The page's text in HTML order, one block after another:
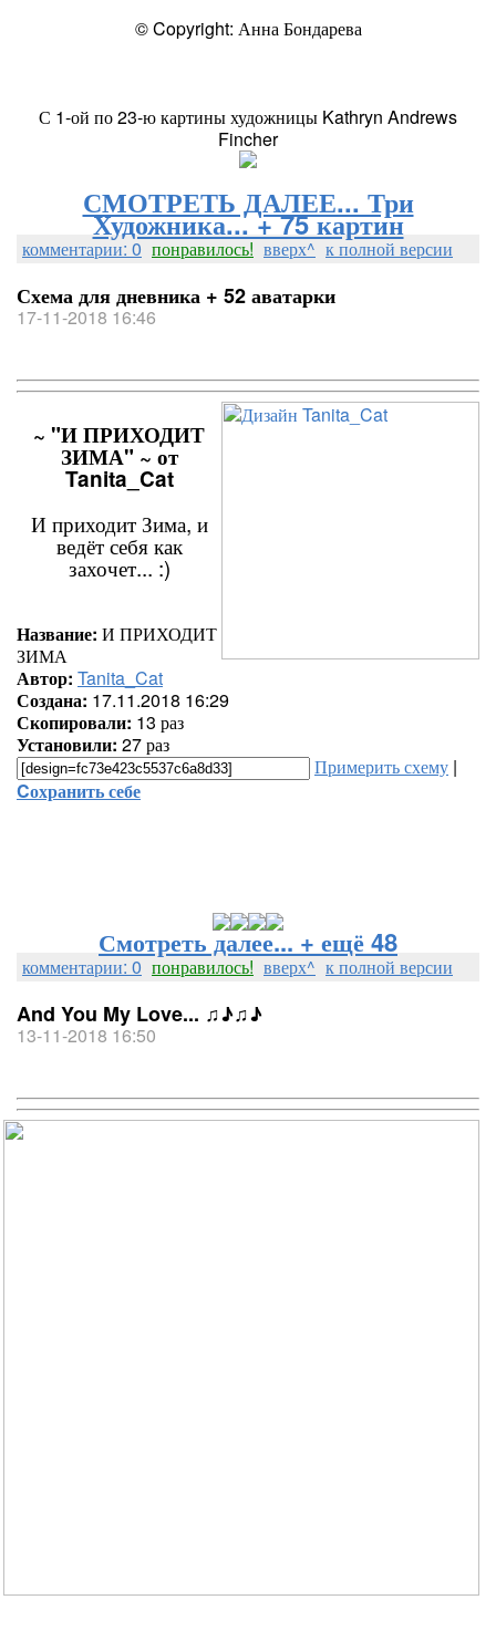
© Copyright: Анна Бондарева
С 1-ой по 23-ю картины художницы Kathryn Andrews
Fincher
СМОТРЕТЬ ДАЛЕЕ... Три
Художника... + 75 картин
комментарии: 0 понравилось! вверх^ к полной версии
Схема для дневника + 52 аватарки
17-11-2018 16:46
~ "И ПРИХОДИТ
ЗИМА" ~ от
Tanita_Cat
И приходит Зима, и
ведёт себя как
захочет... :)
Название: И ПРИХОДИТ
ЗИМА
Автор: Tanita_Cat
Создана: 17.11.2018 16:29
Скопировали: 13 раз
Установили: 27 раз
Примерить схему |
Cохранить себе
Смотреть далее... + ещё 48
комментарии: 0 понравилось! вверх^ к полной версии
And You My Love... ♫♪♫♪
13-11-2018 16:50